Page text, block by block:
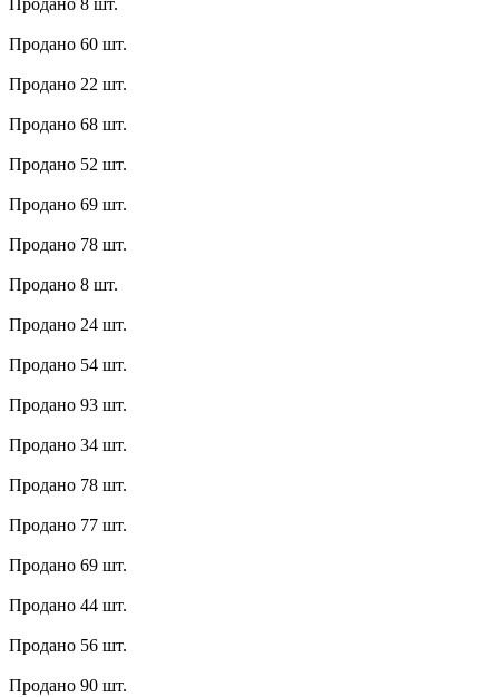
Продано 60 шт.
Продано 22 шт.
Продано 68 шт.
Продано 52 шт.
Продано 69 шт.
Продано 78 шт.
Продано 8 шт.
Продано 24 шт.
Продано 54 шт.
Продано 93 шт.
Продано 34 шт.
Продано 78 шт.
Продано 77 шт.
Продано 69 шт.
Продано 44 шт.
Продано 56 шт.
Продано 90 шт.